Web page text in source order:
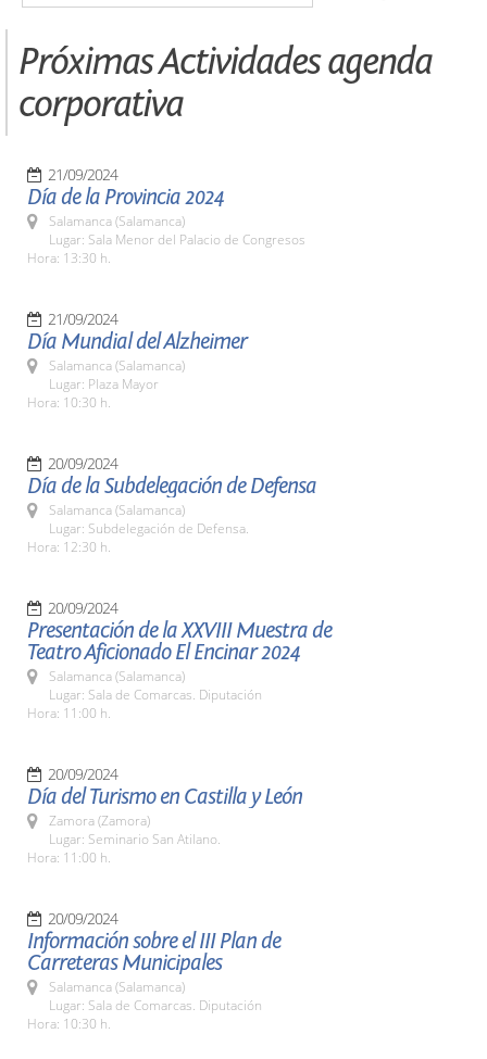
Próximas Actividades agenda
corporativa
21/09/2024
Día de la Provincia 2024
Salamanca (Salamanca)
Lugar: Sala Menor del Palacio de Congresos
Hora: 13:30 h.
21/09/2024
Día Mundial del Alzheimer
Salamanca (Salamanca)
Lugar: Plaza Mayor
Hora: 10:30 h.
20/09/2024
Día de la Subdelegación de Defensa
Salamanca (Salamanca)
Lugar: Subdelegación de Defensa.
Hora: 12:30 h.
20/09/2024
Presentación de la XXVIII Muestra de
Teatro Aficionado El Encinar 2024
Salamanca (Salamanca)
Lugar: Sala de Comarcas. Diputación
Hora: 11:00 h.
20/09/2024
Día del Turismo en Castilla y León
Zamora (Zamora)
Lugar: Seminario San Atilano.
Hora: 11:00 h.
20/09/2024
Información sobre el III Plan de
Carreteras Municipales
Salamanca (Salamanca)
Lugar: Sala de Comarcas. Diputación
Hora: 10:30 h.